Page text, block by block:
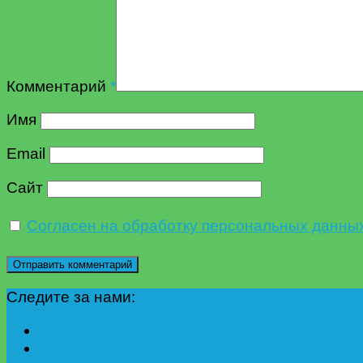
Комментарий *
Имя
Email
Сайт
Согласен на обработку персональных
Следите за нами: